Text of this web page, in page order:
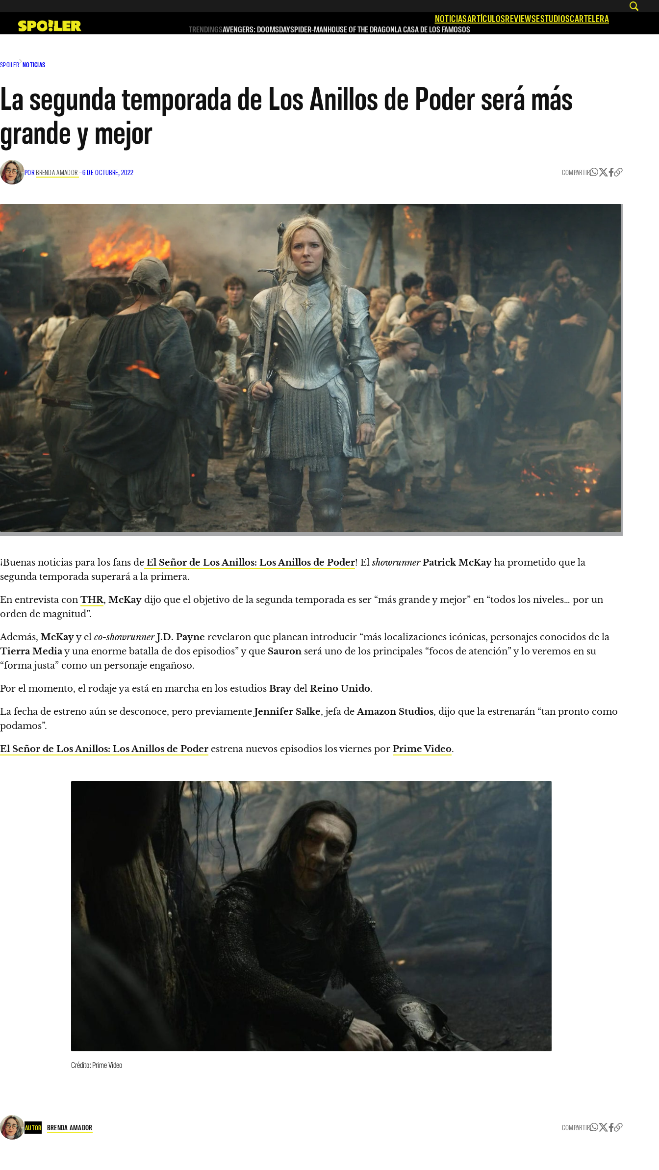
contenido
NOTICIASARTÍCULOSREVIEWSESTUDIOSCARTELERA
TRENDINGSAVENGERS: DOOMSDAYSPIDER-MANHOUSE OF THE DRAGONLA CASA DE LOS FAMOSOS
SPOILER NOTICIAS
La segunda temporada de Los Anillos de Poder será más
grande y mejor
POR BRENDA AMADOR–6 DE OCTUBRE, 2022 COMPARTIR
¡Buenas noticias para los fans de El Señor de Los Anillos: Los Anillos de Poder! Elshowrunner Patrick McKay ha prometido que la
segunda temporada superará a la primera.
En entrevista con THR, McKay dijo que el objetivo de la segunda temporada es ser “más grande y mejor” en “todos los niveles… por un
orden de magnitud”.
Además, McKayy el co-showrunnerJ.D. Payne revelaron que planean introducir “más localizaciones icónicas, personajes conocidos de la
Tierra Mediay una enorme batalla de dos episodios”y que Sauron será uno de los principales “focos de atención” y lo veremos en su
“forma justa” como un personaje engañoso.
Por el momento, el rodaje ya está en marcha en los estudios Bray del Reino Unido.
La fecha de estreno aún se desconoce, pero previamente Jennifer Salke, jefa deAmazon Studios, dijo que la estrenarán “tan pronto como
podamos”.
El Señor de Los Anillos: Los Anillos de Poder estrena nuevos episodios los viernes por Prime Video.
Crédito: Prime Video
AUTOR BRENDA AMADOR COMPARTIR